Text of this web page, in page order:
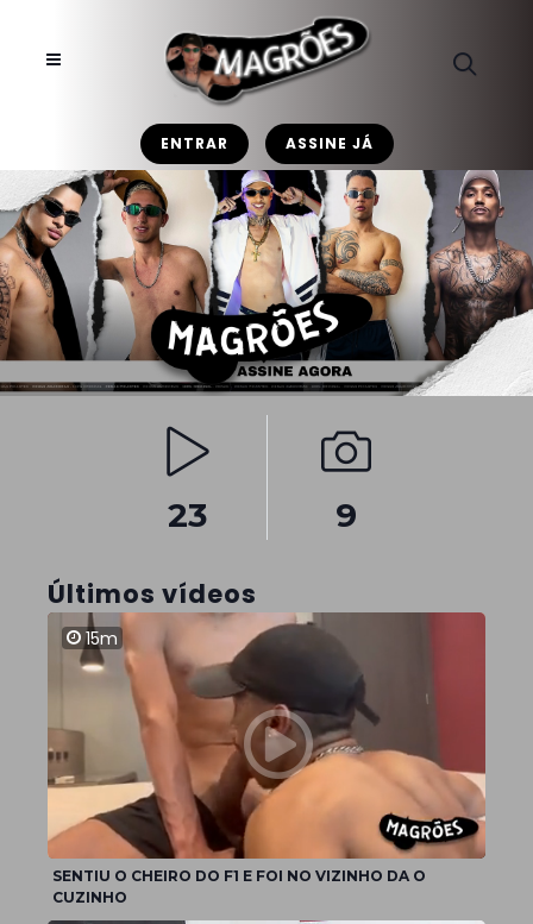
ENTRAR ASSINE JÁ
23 9
Últimos vídeos
15m
SENTIU O CHEIRO DO F1 E FOI NO VIZINHO DA O
CUZINHO